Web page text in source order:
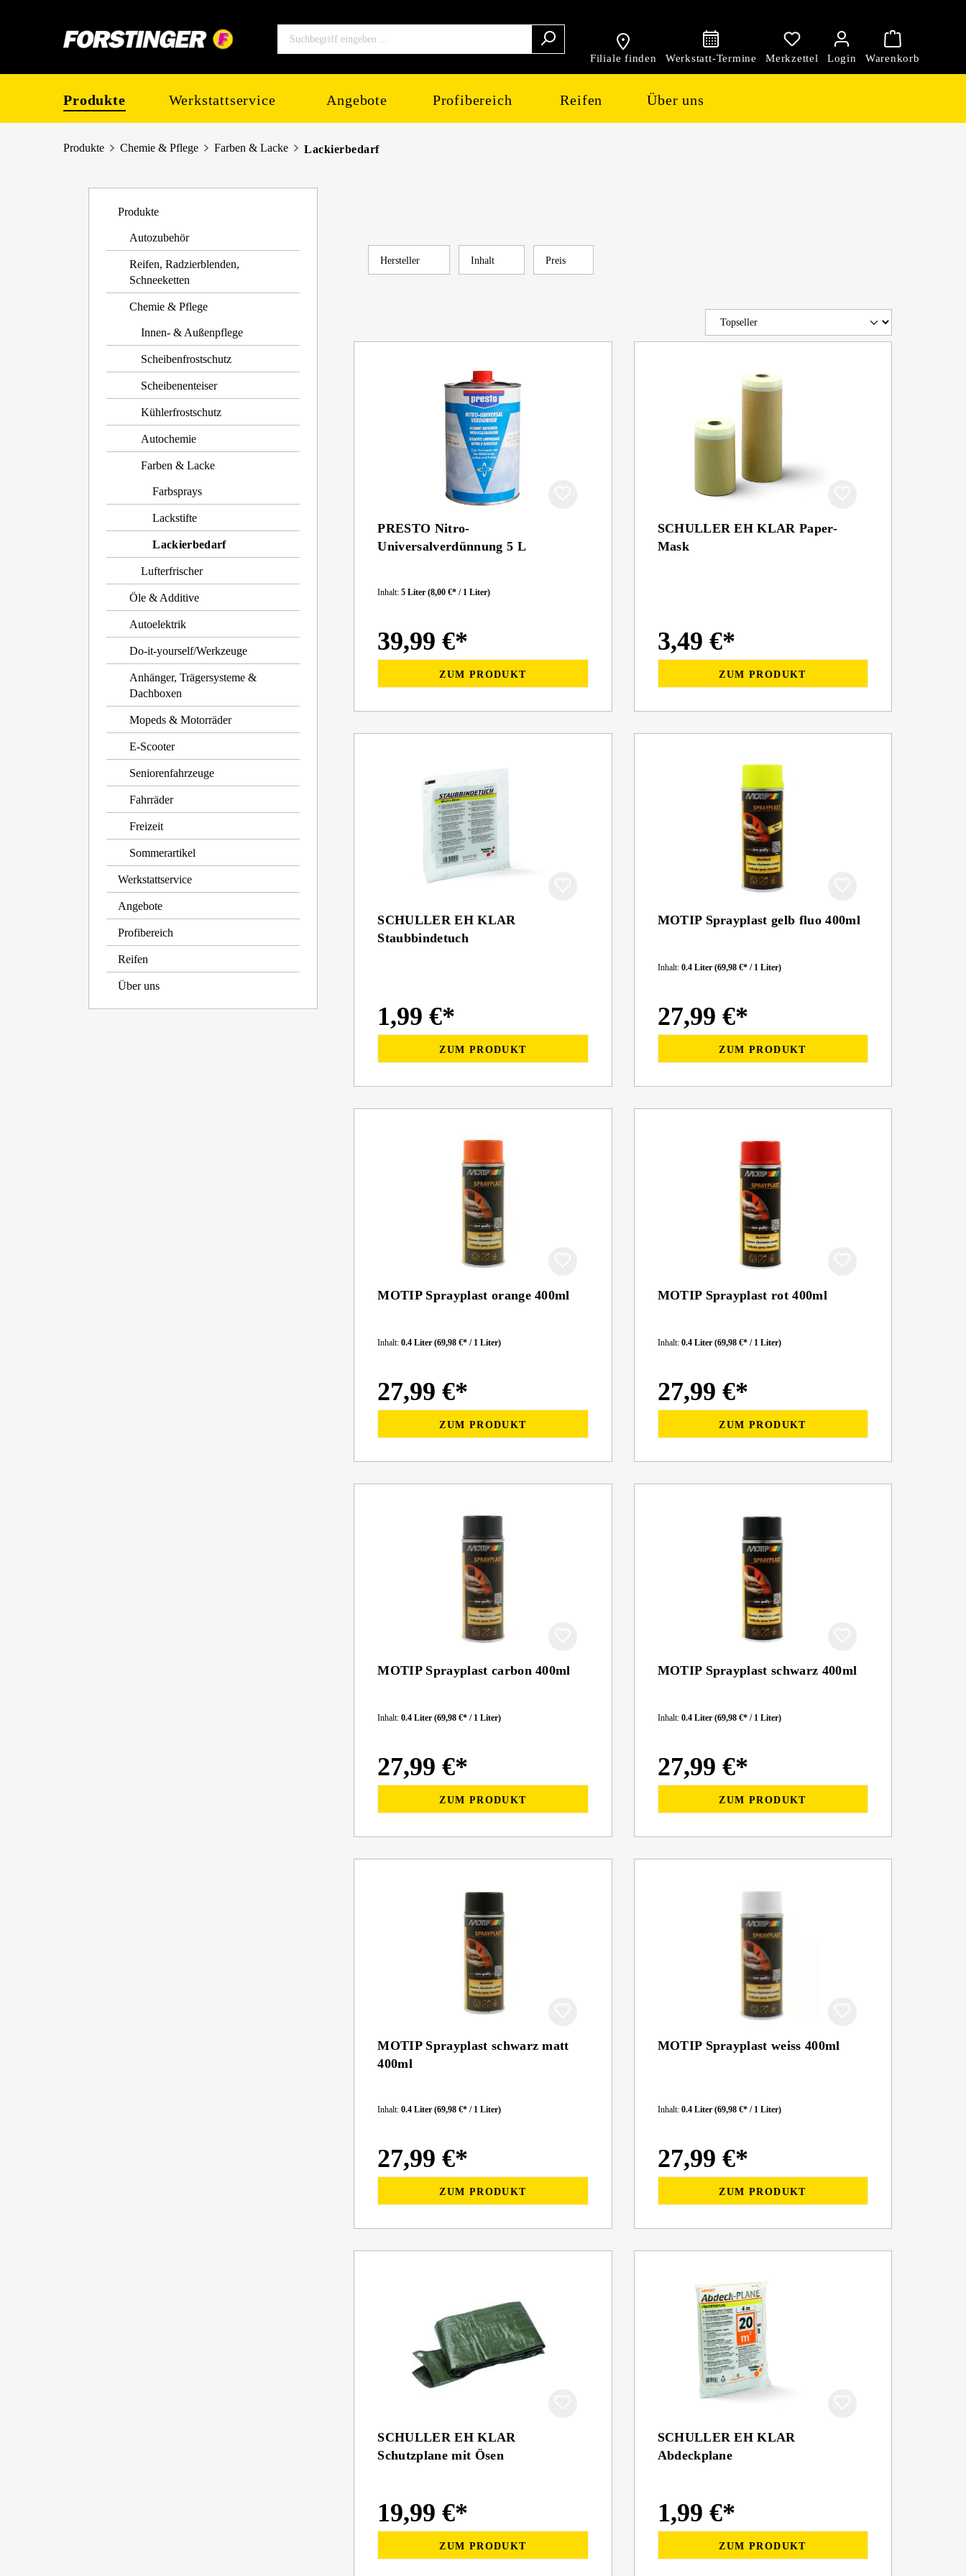
Filiale finden
Produkte Werkstattservice Angebote Profibereich Reifen Über uns
Produkte Chemie & Pflege Farben & Lacke Lackierbedarf
Produkte
Autozubehör
Reifen, Radzierblenden,
Schneeketten
Chemie & Pflege
Innen- & Außenpflege
Scheibenfrostschutz
Scheibenenteiser
Kühlerfrostschutz
Autochemie
Farben & Lacke
Farbsprays
Lackstifte
Lackierbedarf
Lufterfrischer
Öle & Additive
Autoelektrik
Do-it-yourself/Werkzeuge
Anhänger, Trägersysteme &
Dachboxen
Mopeds & Motorräder
E-Scooter
Seniorenfahrzeuge
Fahrräder
Freizeit
Sommerartikel
Werkstattservice
Angebote
Profibereich
Reifen
Über uns
Hersteller Inhalt Preis
PRESTO Nitro-
Universalverdünnung 5 L
Inhalt:5 Liter(8,00 €* / 1 Liter)
39,99 €*
ZUM PRODUKT
SCHULLER EH KLAR Paper-
Mask
3,49 €*
ZUM PRODUKT
SCHULLER EH KLAR
Staubbindetuch
1,99 €*
ZUM PRODUKT
MOTIP Sprayplast gelb fluo 400ml
Inhalt: 0.4 Liter (69,98 €* / 1 Liter)
27,99 €*
ZUM PRODUKT
MOTIP Sprayplast orange 400ml
Inhalt:0.4 Liter(69,98 €* / 1 Liter)
27,99 €*
ZUM PRODUKT
MOTIP Sprayplast rot 400ml
Inhalt: 0.4 Liter (69,98 €* / 1 Liter)
27,99 €*
ZUM PRODUKT
MOTIP Sprayplast carbon 400ml
Inhalt:0.4 Liter(69,98 €* / 1 Liter)
27,99 €*
ZUM PRODUKT
MOTIP Sprayplast schwarz 400ml
Inhalt: 0.4 Liter (69,98 €* / 1 Liter)
27,99 €*
ZUM PRODUKT
MOTIP Sprayplast schwarz matt
400ml
Inhalt:0.4 Liter(69,98 €* / 1 Liter)
27,99 €*
ZUM PRODUKT
MOTIP Sprayplast weiss 400ml
Inhalt: 0.4 Liter (69,98 €* / 1 Liter)
27,99 €*
ZUM PRODUKT
SCHULLER EH KLAR
Schutzplane mit Ösen
19,99 €*
ZUM PRODUKT
SCHULLER EH KLAR
Abdeckplane
1,99 €*
ZUM PRODUKT